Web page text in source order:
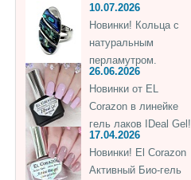
10.07.2026
Новинки! Кольца с
натуральным
перламутром.
26.06.2026
Новинки от EL
Corazon в линейке
гель лаков IDeal Gel!
17.04.2026
Новинки! El Corazon
Активный Био-гель